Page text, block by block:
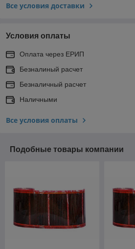
Все условия доставки
Условия оплаты
Оплата через ЕРИП
Безналиный расчет
Безналичный расчет
Наличными
Все условия оплаты
Подобные товары компании